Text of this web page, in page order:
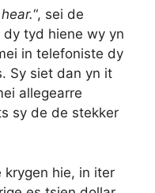
“, sei de
tyd hiene wy yn
in telefoniste dy
Sy siet dan yn it
allegearre
sy de de stekker
krygen hie, in iter